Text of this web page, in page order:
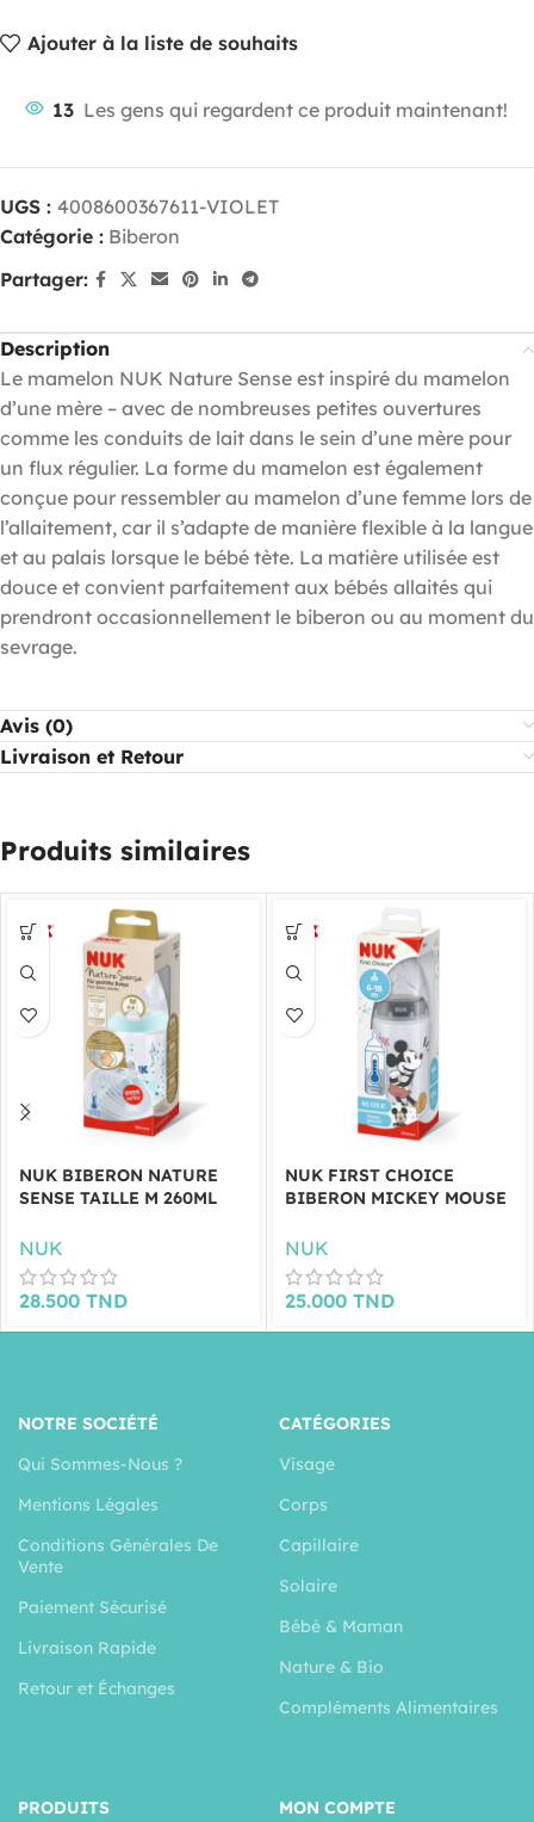
Ajouter à la liste de souhaits
13 Les gens qui regardent ce produit maintenant!
UGS : 4008600367611-VIOLET
Catégorie : Biberon
Partager:
Description
Le mamelon NUK Nature Sense est inspiré du mamelon
d’une mère – avec de nombreuses petites ouvertures
comme les conduits de lait dans le sein d’une mère pour
un flux régulier. La forme du mamelon est également
conçue pour ressembler au mamelon d’une femme lors de
l’allaitement, car il s’adapte de manière flexible à la langue
et au palais lorsque le bébé tète. La matière utilisée est
douce et convient parfaitement aux bébés allaités qui
prendront occasionnellement le biberon ou au moment du
sevrage.
Avis (0)
Livraison et Retour
Produits similaires
NUK BIBERON NATURE
SENSE TAILLE M 260ML
NUK
28.500 TND
NUK FIRST CHOICE
BIBERON MICKEY MOUSE
NUK
25.000 TND
NOTRE SOCIÉTÉ
Qui Sommes-Nous ?
Mentions Légales
Conditions Générales De
Vente
Paiement Sécurisé
Livraison Rapide
Retour et Échanges
CATÉGORIES
Visage
Corps
Capillaire
Solaire
Bébé & Maman
Nature & Bio
Compléments Alimentaires
PRODUITS
MON COMPTE